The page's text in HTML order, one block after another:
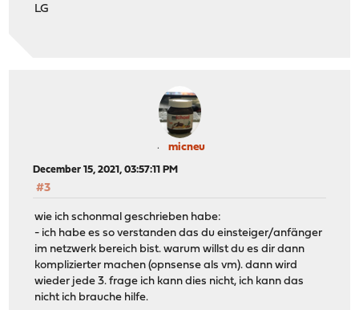
LG
micneu
December 15, 2021, 03:57:11 PM
#3
wie ich schonmal geschrieben habe:
- ich habe es so verstanden das du einsteiger/anfänger
im netzwerk bereich bist. warum willst du es dir dann
komplizierter machen (opnsense als vm). dann wird
wieder jede 3. frage ich kann dies nicht, ich kann das
nicht ich brauche hilfe.